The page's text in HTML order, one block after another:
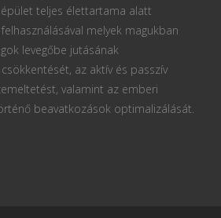
teljes élettartama alatt
melyek magukban
levegőbe jutásának
az aktív és passzív
valamint az emberi
beavatkozások optimalizálását.